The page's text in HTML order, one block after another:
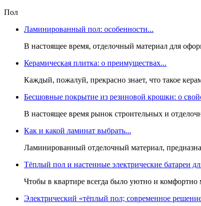
Пол
Ламинированный пол: особенности...
В настоящее время, отделочный материал для
Керамическая плитка: о преимуществах...
Каждый, пожалуй, прекрасно знает, что такое
Бесшовные покрытие из резиновой крошки: о
В настоящее время рынок строительных и
Как и какой ламинат выбрать...
Ламинированный отделочный материал,
Тёплый пол и настенные электрические батареи
Чтобы в квартире всегда было уютно и
Электрический «тёплый пол; современное